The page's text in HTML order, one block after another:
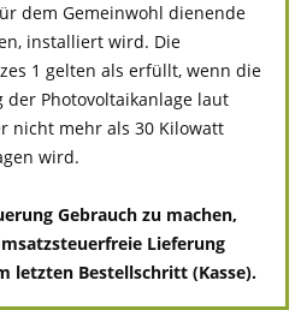
dem Gemeinwohl dienende
installiert wird. Die
1 gelten als erfüllt, wenn die
Photovoltaikanlage laut
nicht mehr als 30 Kilowatt
wird.
Gebrauch zu machen,
Lieferung
letzten Bestellschritt (Kasse).